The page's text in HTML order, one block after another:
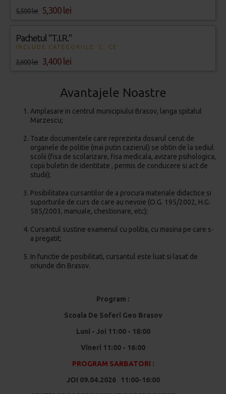
5,500 lei 5,300 lei
Pachetul "T.I.R."
INCLUDE CATEGORIILE: C, CE
3,600 lei 3,400 lei
Avantajele Noastre
Amplasare in centrul municipiului Brasov, langa spitalul
Marzescu;
Toate documentele care reprezinta dosarul cerut de
organele de politie (mai putin cazierul) se obtin de la sediul
scolii (fisa de scolarizare, fisa medicala, avizare psihologica,
copii buletin de identitate , permis de conducere si act de
studii);
Posibilitatea cursantilor de a procura materiale didactice si
suporturile de curs de care au nevoie (O.G. 195/2002, H.G.
585/2003, manuale, chestionare, etc);
Cursantul sustine examenul cu politia, cu masina pe care s-
a pregatit;
In functie de posibilitati, cursantul este luat si lasat de
oriunde din Brasov.
Program :
Scoala De Soferi Geo Brasov
Luni - Joi 11:00 - 18:00
Vineri 11:00 - 16:00
PROGRAM SARBATORI :
JOI 09.04.2026 11:00-16:00